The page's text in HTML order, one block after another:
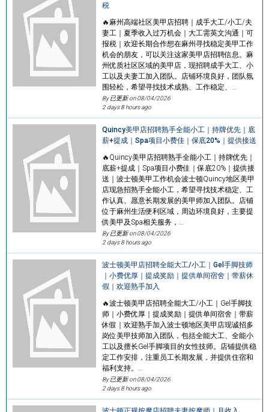
税
🔥麻州高端社区美甲店招聘｜成手大工/小工/夫
妻工｜夏季收入过万机会｜大工需英文沟通｜可
报税｜欢迎长期合作想在麻州寻找稳定美甲工作
机会的朋友，可以关注这家美甲店招聘信息。麻
州优质社区区域的美甲店，现招聘成手大工、小
工以及夫妻工加入团队。店铺环境良好，团队氛
围轻松，希望寻找技术成熟、工作稳定、…
By 已更新 on08/04/2026
2 days 8 hours ago
Quincy美甲店招聘熟手全能小工｜持牌优先｜底
薪+提成｜Spa项目小费佳｜保底20%｜提供接送
🔥Quincy美甲店招聘熟手全能小工｜持牌优先｜
底薪+提成｜Spa项目小费佳｜保底20%｜提供接
送｜波士顿美甲工作机会波士顿Quincy地区美甲
店现急招熟手全能小工，希望寻找技术稳定、工
作认真、愿意长期发展的美甲师加入团队。店铺
位于麻州生活便利区域，周边环境良好，主要提
供美甲及Spa相关服务，…
By 已更新 on08/04/2026
2 days 8 hours ago
波士顿美甲店招聘全能大工/小工｜Gel手脚技师
｜小费优厚｜提成奖励｜提供单间宿舍｜带薪休
假｜欢迎熟手加入
🔥波士顿美甲店招聘全能大工/小工｜Gel手脚技
师｜小费优厚｜提成奖励｜提供单间宿舍｜带薪
休假｜欢迎熟手加入波士顿地区美甲店现诚招多
岗位美甲技师加入团队，包括全能大工、全能小
工以及擅长Gel手脚项目的女性技师。店铺提供稳
定工作安排，注重员工长期发展，并提供住宿和
福利支持。…
By 已更新 on08/04/2026
2 days 8 hours ago